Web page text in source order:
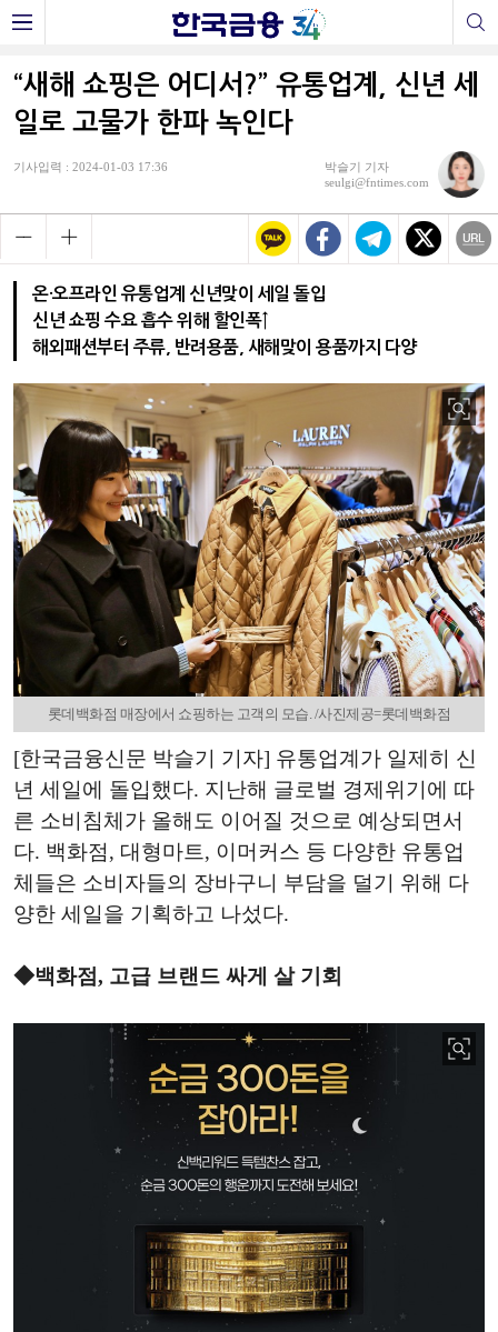
“새해 쇼핑은 어디서?” 유통업계, 신년 세
일로 고물가 한파 녹인다
기사입력 : 2024-01-03 17:36
박슬기 기자
seulgi@fntimes.com
온·오프라인 유통업계 신년맞이 세일 돌입
신년 쇼핑 수요 흡수 위해 할인폭↑
해외패션부터 주류, 반려용품, 새해맞이 용품까지 다양
롯데백화점 매장에서 쇼핑하는 고객의 모습. /사진제공=롯데백화점
[한국금융신문 박슬기 기자] 유통업계가 일제히 신
년 세일에 돌입했다. 지난해 글로벌 경제위기에 따
른 소비침체가 올해도 이어질 것으로 예상되면서
다. 백화점, 대형마트, 이머커스 등 다양한 유통업
체들은 소비자들의 장바구니 부담을 덜기 위해 다
양한 세일을 기획하고 나섰다.
◆백화점, 고급 브랜드 싸게 살 기회